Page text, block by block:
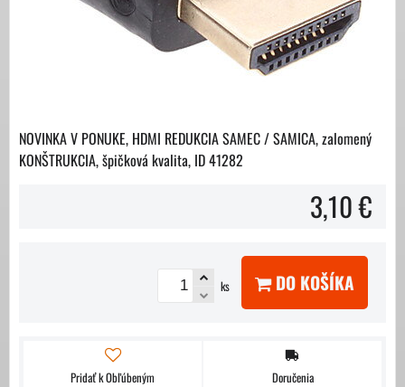
NOVINKA V PONUKE, HDMI REDUKCIA SAMEC / SAMICA, zalomený
KONŠTRUKCIA, špičková kvalita, ID 41282
3,10 €
ks DO KOŠÍKA
Pridať k Obľúbeným Doručenia